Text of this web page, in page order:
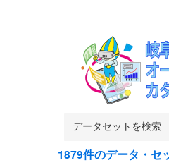
1879件のデータ・セ